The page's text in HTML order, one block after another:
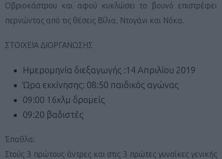
Οβριοκάστρου και αφού κυκλώσει το βουνό επιστρέφει
περνώντας από τις θέσεις Βίλια, Ντογάνι και Νόκα.
ΣΤΟΙΧΕΙΑ ΔΙΟΡΓΑΝΩΣΗΣ
Ημερομηνία διεξαγωγής :14 Απριλίου 2019
Ώρα εκκίνησης: 08:50 παιδικός αγώνας
09:00 16χλμ δρομείς
09:20 βαδιστές
Έπαθλα:
Στούς 3 πρώτους άντρες και στις 3 πρώτες γυναίκες γενικής